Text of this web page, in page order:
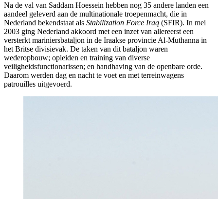
Na de val van Saddam Hoessein hebben nog 35 andere landen een
aandeel geleverd aan de multinationale troepenmacht, die in
Nederland bekendstaat als Stabilization Force Iraq (SFIR). In mei
2003 ging Nederland akkoord met een inzet van allereerst een
versterkt mariniersbataljon in de Iraakse provincie Al-Muthanna in
het Britse divisievak. De taken van dit bataljon waren
wederopbouw; opleiden en training van diverse
veiligheidsfunctionarissen; en handhaving van de openbare orde.
Daarom werden dag en nacht te voet en met terreinwagens
patrouilles uitgevoerd.